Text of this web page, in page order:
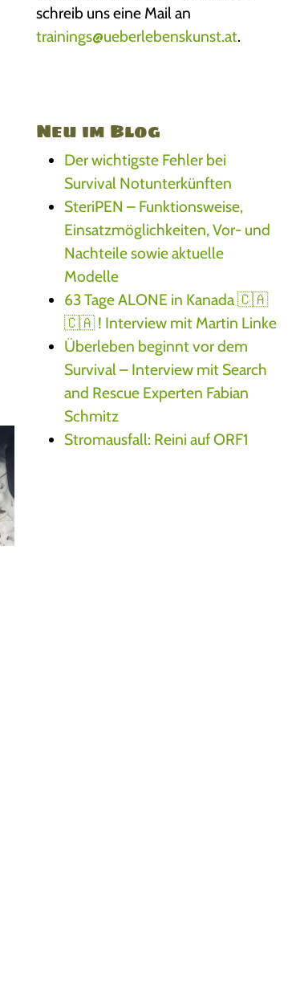
schreib uns eine Mail an
trainings@ueberlebenskunst.at.
Neu im Blog
Der wichtigste Fehler bei
Survival Notunterkünften
SteriPEN – Funktionsweise,
Einsatzmöglichkeiten, Vor- und
Nachteile sowie aktuelle
Modelle
63 Tage ALONE in Kanada 🇨🇦
🇨🇦 ! Interview mit Martin Linke
Überleben beginnt vor dem
Survival – Interview mit Search
and Rescue Experten Fabian
Schmitz
Stromausfall: Reini auf ORF1